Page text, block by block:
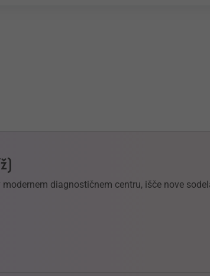
diagnostičnem centru, išče nove